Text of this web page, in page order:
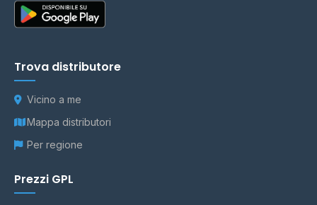
Trova distributore
Vicino a me
Mappa distributori
Per regione
Prezzi GPL